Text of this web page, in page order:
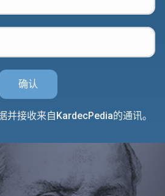
确认
并接收来自KardecPedia的通讯。